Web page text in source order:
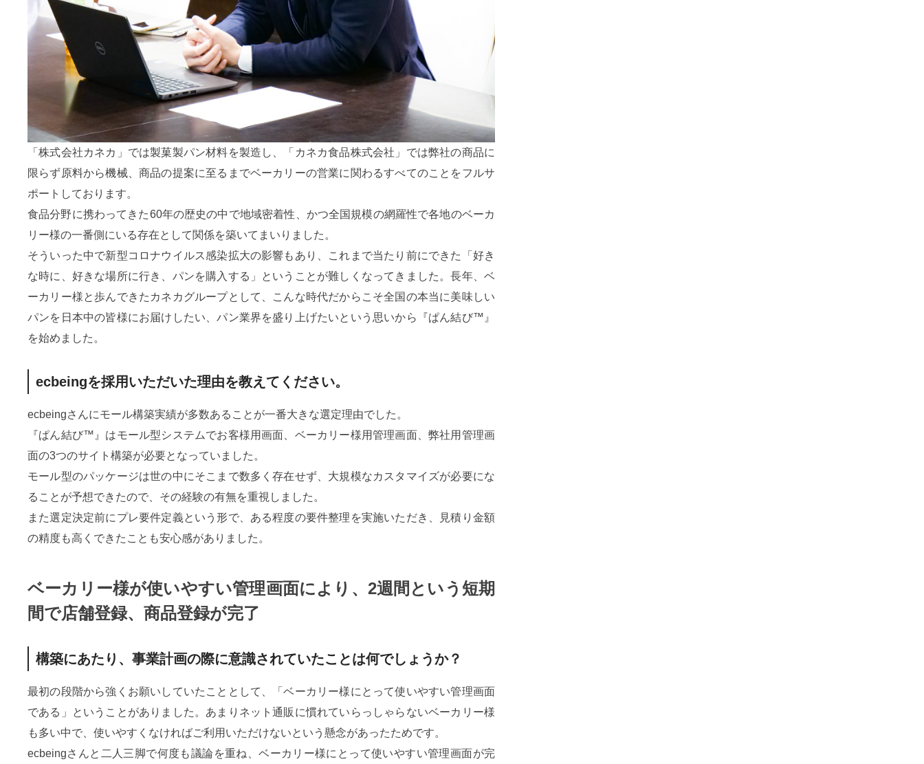
「株式会社カネカ」では製菓製パン材料を製造し、「カネカ食品株式会社」では弊社の商品に
限らず原料から機械、商品の提案に至るまでベーカリーの営業に関わるすべてのことをフルサ
ポートしております。
食品分野に携わってきた60年の歴史の中で地域密着性、かつ全国規模の網羅性で各地のベーカ
リー様の一番側にいる存在として関係を築いてまいりました。
そういった中で新型コロナウイルス感染拡大の影響もあり、これまで当たり前にできた「好き
な時に、好きな場所に行き、パンを購入する」ということが難しくなってきました。長年、ベ
ーカリー様と歩んできたカネカグループとして、こんな時代だからこそ全国の本当に美味しい
パンを日本中の皆様にお届けしたい、パン業界を盛り上げたいという思いから『ぱん結び™』
を始めました。
ecbeingを採用いただいた理由を教えてください。
ecbeingさんにモール構築実績が多数あることが一番大きな選定理由でした。
『ぱん結び™』はモール型システムでお客様用画面、ベーカリー様用管理画面、弊社用管理画
面の3つのサイト構築が必要となっていました。
モール型のパッケージは世の中にそこまで数多く存在せず、大規模なカスタマイズが必要にな
ることが予想できたので、その経験の有無を重視しました。
また選定決定前にプレ要件定義という形で、ある程度の要件整理を実施いただき、見積り金額
の精度も高くできたことも安心感がありました。
ベーカリー様が使いやすい管理画面により、2週間という短期
間で店舗登録、商品登録が完了
構築にあたり、事業計画の際に意識されていたことは何でしょうか？
最初の段階から強くお願いしていたこととして、「ベーカリー様にとって使いやすい管理画面
である」ということがありました。あまりネット通販に慣れていらっしゃらないベーカリー様
も多い中で、使いやすくなければご利用いただけないという懸念があったためです。
ecbeingさんと二人三脚で何度も議論を重ね、ベーカリー様にとって使いやすい管理画面が完